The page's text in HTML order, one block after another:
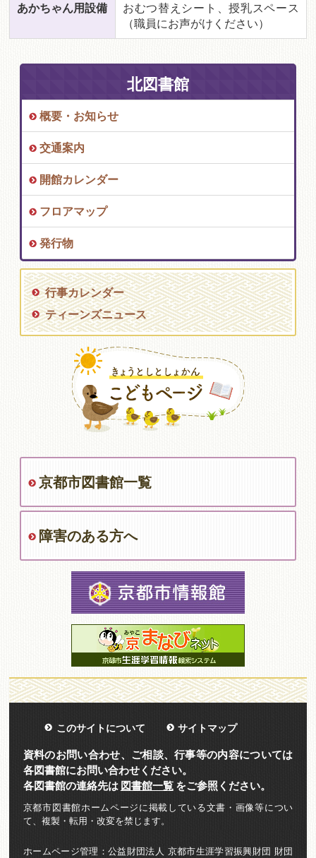
あかちゃん用設備
おむつ替えシート、授乳スペース
（職員にお声がけください）
北図書館
概要・お知らせ
交通案内
開館カレンダー
フロアマップ
発行物
行事カレンダー
ティーンズニュース
京都市図書館一覧
障害のある方へ
このサイトについて サイトマップ
資料のお問い合わせ、ご相談、行事等の内容については
各図書館にお問い合わせください。
各図書館の連絡先は 図書館一覧をご参照ください。
京都市図書館ホームページに掲載している文書・画像等につい
て、複製・転用・改変を禁じます。
ホームページ管理：公益財団法人 京都市生涯学習振興財団 財団